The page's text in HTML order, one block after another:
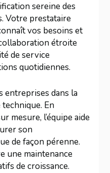
sereine des
Votre prestataire
vos besoins et
étroite
de service
quotidiennes.
entreprises dans la
En
mesure, l’équipe aide
son
de façon pérenne.
une maintenance
de croissance.